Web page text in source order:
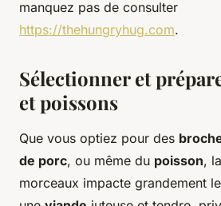
manquez pas de consulter
https://thehungryhug.com.
Sélectionner et
et poissons
Que vous optiez pour des
de porc, ou même du poisson,
morceaux impacte grandement